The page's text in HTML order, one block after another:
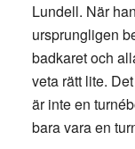
Lundell. När
ursprungligen
badkaret och
veta rätt lite.
är inte en
bara vara en